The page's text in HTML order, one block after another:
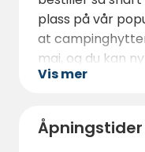
plass på vår
at
mai, og du kan
opphold med
Rörholmsbadet
Vis mer